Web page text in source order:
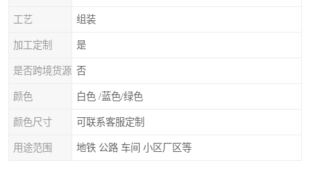
工艺 组装
加工定制 是
是否跨境货源 否
颜色 白色 /蓝色/绿色
颜色尺寸 可联系客服定制
用途范围 地铁 公路 车间 小区厂区等